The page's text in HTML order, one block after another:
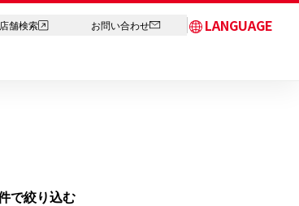
舗検索 お問い合わせ LANGUAGE
で絞り込む